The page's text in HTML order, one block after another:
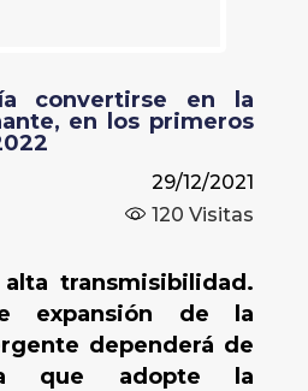
convertirse en la
en los primeros
29/12/2021
120 Visitas
transmisibilidad.
expansión de la
dependerá de
que adopte la